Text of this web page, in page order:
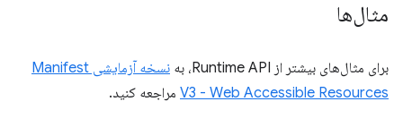
مثال‌ها
برای مثال‌های بیشتر از Runtime API، به
نسخه آزمایشی Manifest
V3 - Web Accessible Resources مراجعه کنید.